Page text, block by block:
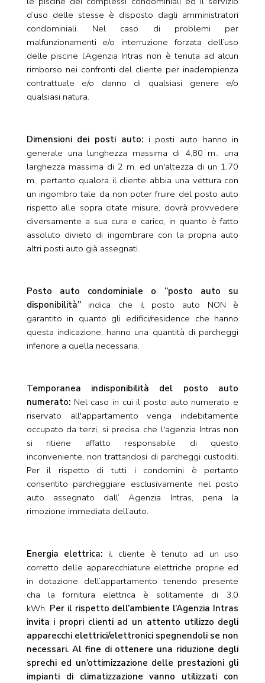
d’uso delle stesse è disposto dagli amministratori
condominiali. Nel caso di problemi per
malfunzionamenti e/o interruzione forzata dell’uso
delle piscine l’Agenzia Intras non è tenuta ad alcun
rimborso nei confronti del cliente per inadempienza
contrattuale e/o danno di qualsiasi genere e/o
qualsiasi natura.
Dimensioni dei posti auto:i posti auto hanno in
generale una lunghezza massima di 4,80 m., una
larghezza massima di 2 m. ed un'altezza di un 1,70
m., pertanto qualora il cliente abbia una vettura con
un ingombro tale da non poter fruire del posto auto
rispetto alle sopra citate misure, dovrà provvedere
diversamente a sua cura e carico, in quanto è fatto
assoluto divieto di ingombrare con la propria auto
altri posti auto già assegnati.
Posto auto condominiale o “posto auto su
disponibilità”indica che il posto auto NON è
garantito in quanto gli edifici/residence che hanno
questa indicazione, hanno una quantità di parcheggi
inferiore a quella necessaria.
Temporanea indisponibilità del posto auto
numerato:Nel caso in cui il posto auto numerato e
riservato all'appartamento venga indebitamente
occupato da terzi, si precisa che l'agenzia Intras non
si ritiene affatto responsabile di questo
inconveniente, non trattandosi di parcheggi custoditi.
Per il rispetto di tutti i condomini è pertanto
consentito parcheggiare esclusivamente nel posto
auto assegnato dall’ Agenzia Intras, pena la
rimozione immediata dell’auto.
Energia elettrica: il cliente è tenuto ad un uso
corretto delle apparecchiature elettriche proprie ed
in dotazione dell’appartamento tenendo presente
cha la fornitura elettrica è solitamente di 3,0
kWh. Per il rispetto dell’ambiente l’Agenzia Intras
invita i propri clienti ad un attento utilizzo degli
apparecchi elettrici/elettronici spegnendoli se non
necessari. Al fine di ottenere una riduzione degli
sprechi ed un’ottimizzazione delle prestazioni gli
impianti di climatizzazione vanno utilizzati con